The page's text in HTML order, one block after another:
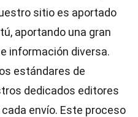
sitio es aportado
aportando una gran
información diversa.
estándares de
dedicados editores
envío. Este proceso